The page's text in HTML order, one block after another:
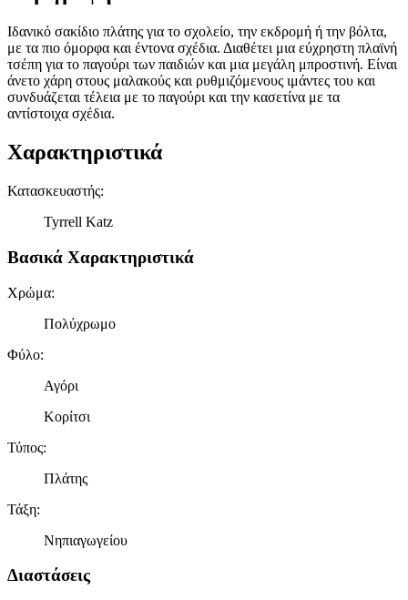
Ιδανικό σακίδιο πλάτης για το σχολείο, την εκδρομή ή την βόλτα,
με τα πιο όμορφα και έντονα σχέδια. Διαθέτει μια εύχρηστη πλαϊνή
τσέπη για το παγούρι των παιδιών και μια μεγάλη μπροστινή. Είναι
άνετο χάρη στους μαλακούς και ρυθμιζόμενους ιμάντες του και
συνδυάζεται τέλεια με το παγούρι και την κασετίνα με τα
αντίστοιχα σχέδια.
Χαρακτηριστικά
Κατασκευαστής:
Tyrrell Katz
Βασικά Χαρακτηριστικά
Χρώμα:
Πολύχρωμο
Φύλο:
Αγόρι
Κορίτσι
Τύπος:
Πλάτης
Τάξη:
Νηπιαγωγείου
Διαστάσεις